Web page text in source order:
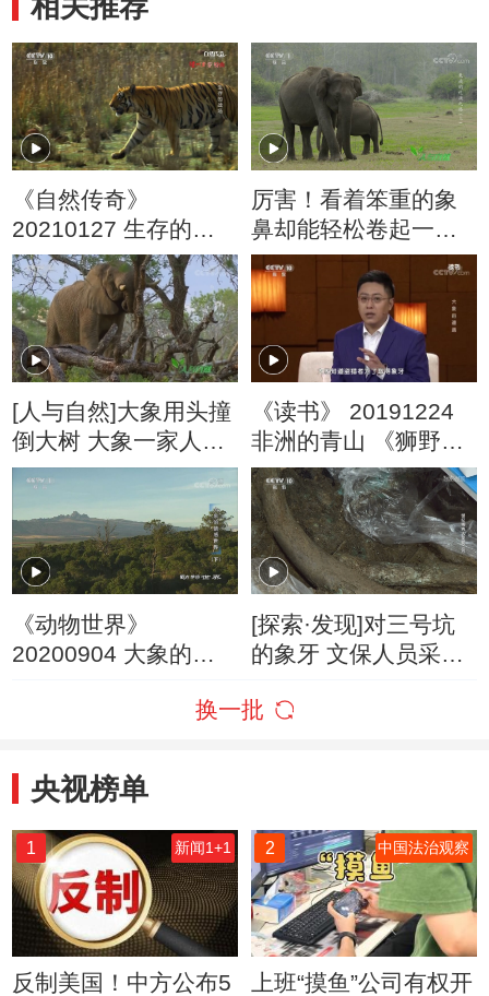
《自然传奇》
20210127 生存的战
场
厉害！看着笨重的象
鼻却能轻松卷起一根
羽毛
[人与自然]大象用头撞
倒大树 大象一家人摘
果子吃
《读书》 20191224
非洲的青山 《狮野寻
踪》 大象的遭遇
《动物世界》
20200904 大象的情
[探索·发现]对三号坑
的象牙 文保人员采取
换一批
央视榜单
1 新闻1+1
反制美国！中方公布5
2 中国法治观察
上班“摸鱼”公司有权开